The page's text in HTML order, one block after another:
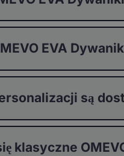
EVA
są
klasyczne